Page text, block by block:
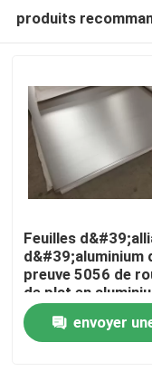
Maison
produits
Feuilles
d&#39;aluminium
preuve 5056 de
de plat en
de la catégorie
marine envoyer